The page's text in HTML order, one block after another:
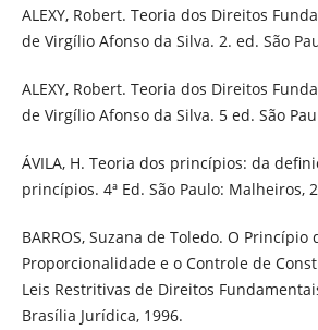
ALEXY, Robert. Teoria dos Direitos
de Virgílio Afonso da Silva. 2. ed. São
ALEXY, Robert. Teoria dos Direitos
de Virgílio Afonso da Silva. 5 ed. São
ÁVILA, H. Teoria dos princípios: da
princípios. 4ª Ed. São Paulo: Malheiros,
BARROS, Suzana de Toledo. O Princípio
Proporcionalidade e o Controle de
Leis Restritivas de Direitos
Brasília Jurídica, 1996.